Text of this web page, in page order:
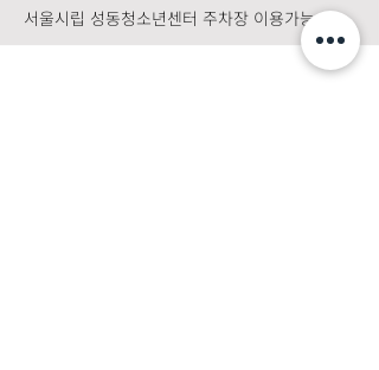
서울시립 성동청소년센터 주차장 이용가능